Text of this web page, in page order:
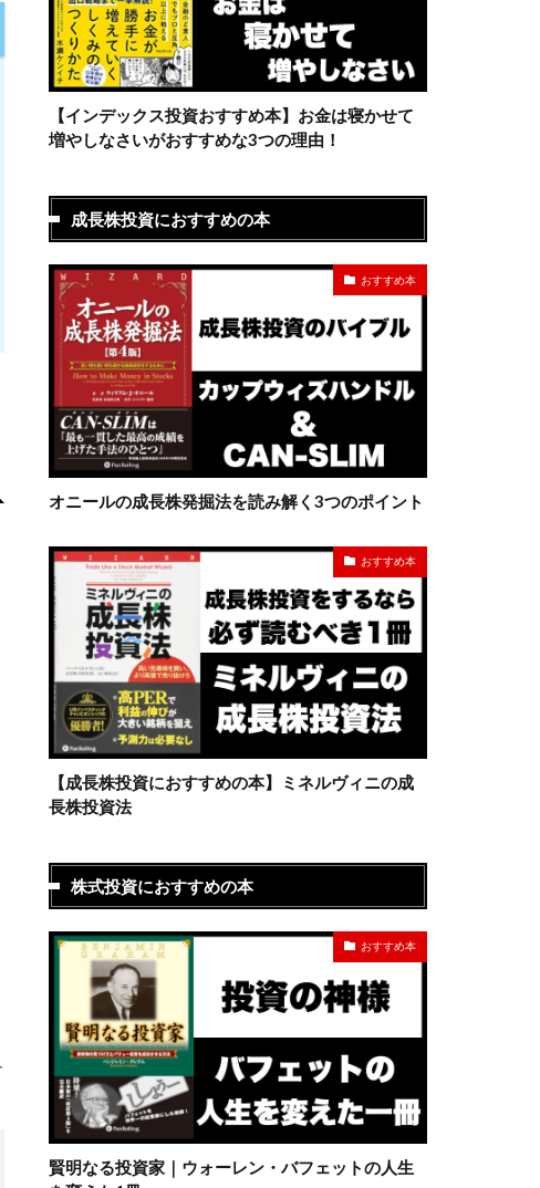
【インデックス投資おすすめ本】お金は寝かせて
増やしなさいがおすすめな3つの理由！
成長株投資におすすめの本
おすすめ本
オニールの成長株発掘法を読み解く3つのポイント
おすすめ本
【成長株投資におすすめの本】ミネルヴィニの成
長株投資法
株式投資におすすめの本
おすすめ本
賢明なる投資家｜ウォーレン・バフェットの人生